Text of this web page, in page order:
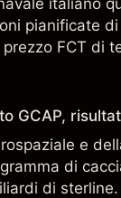
italiano
pianificate
FCT di
sono un
GCAP,
e
di
di